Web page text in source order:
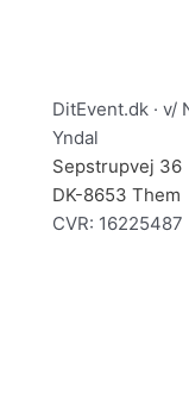
DitEvent.dk · v/
Yndal
Sepstrupvej 36
DK-8653 Them
CVR: 16225487